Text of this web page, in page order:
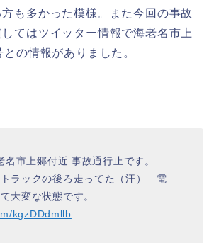
も多かった模様。また今回の事故
てはツイッター情報で海老名市上
の情報がありました。
名市上郷付近 事故通行止です。
ラックの後ろ走ってた（汗） 電
大変な状態です。
kgzDDdmllb